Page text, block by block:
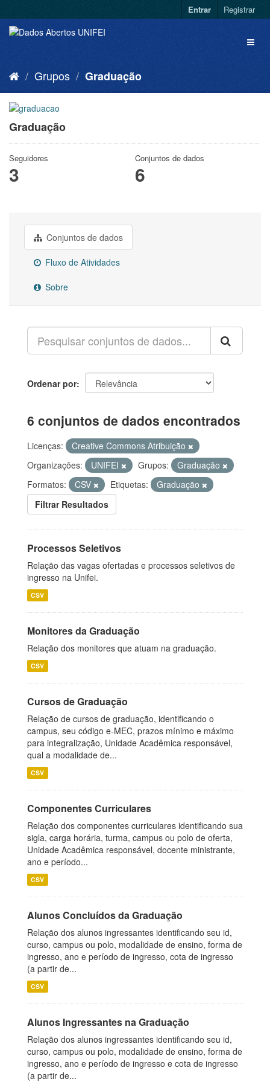
Entrar Registrar
Grupos Graduação
Graduação
Seguidores
3
Conjuntos de dados
6
Conjuntos de dados
Fluxo de Atividades
Sobre
Ordenar por
6 conjuntos de dados encontrados
Licenças:
Creative Commons Atribuição
Organizações:
UNIFEI Grupos:
Graduação
Formatos:
CSV Etiquetas:
Graduação
Filtrar Resultados
Processos Seletivos
Relação das vagas ofertadas e processos seletivos de
ingresso na Unifei.
CSV
Monitores da Graduação
Relação dos monitores que atuam na graduação.
CSV
Cursos de Graduação
Relação de cursos de graduação, identificando o
campus, seu código e-MEC, prazos mínimo e máximo
para integralização, Unidade Acadêmica responsável,
qual a modalidade de...
CSV
Componentes Curriculares
Relação dos componentes curriculares identificando sua
sigla, carga horária, turma, campus ou polo de oferta,
Unidade Acadêmica responsável, docente ministrante,
ano e período...
CSV
Alunos Concluídos da Graduação
Relação dos alunos ingressantes identificando seu id,
curso, campus ou polo, modalidade de ensino, forma de
ingresso, ano e período de ingresso, cota de ingresso
(a partir de...
CSV
Alunos Ingressantes na Graduação
Relação dos alunos ingressantes identificando seu id,
curso, campus ou polo, modalidade de ensino, forma de
ingresso, ano e período de ingresso e cota de ingresso
(a partir de...